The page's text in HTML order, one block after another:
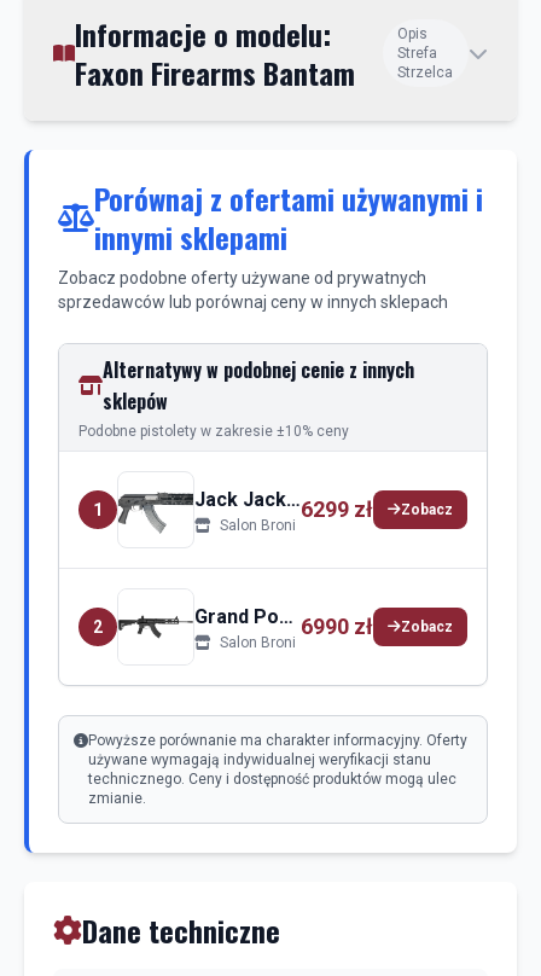
Informacje o modelu:
Faxon Firearms Bantam
Opis
Strefa
Strzelca
Porównaj z ofertami używanymi i
innymi sklepami
Zobacz podobne oferty używane od prywatnych
sprzedawców lub porównaj ceny w innych sklepach
Alternatywy w podobnej cenie z innych
sklepów
Podobne pistolety w zakresie ±10% ceny
1 Jack Jack Webb
Salon Broni
6299 zł Zobacz
2 Grand Power Grand Power ARAQ-S
Salon Broni
6990 zł Zobacz
Powyższe porównanie ma charakter informacyjny. Oferty
używane wymagają indywidualnej weryfikacji stanu
technicznego. Ceny i dostępność produktów mogą ulec
zmianie.
Dane techniczne